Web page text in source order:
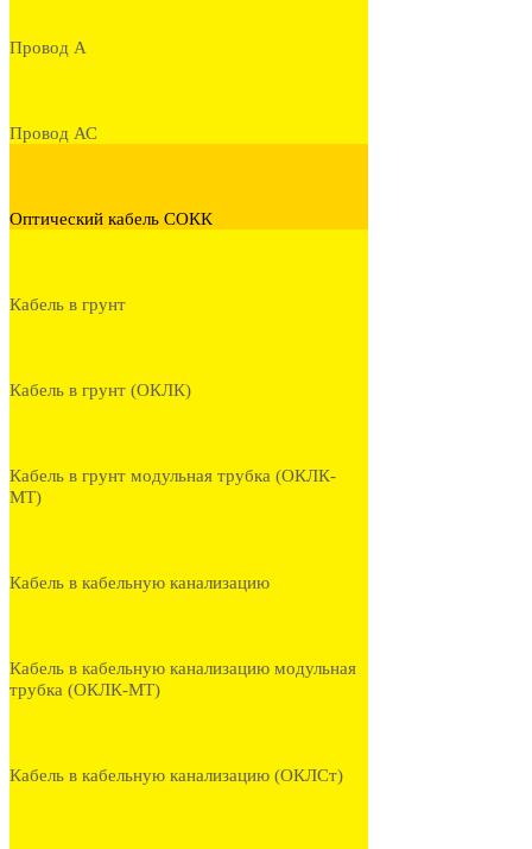
Провод А
Провод АС
Оптический кабель СОКК
Кабель в грунт
Кабель в грунт (ОКЛК)
Кабель в грунт модульная трубка (ОКЛК-
МТ)
Кабель в кабельную канализацию
Кабель в кабельную канализацию модульная
трубка (ОКЛК-МТ)
Кабель в кабельную канализацию (ОКЛСт)